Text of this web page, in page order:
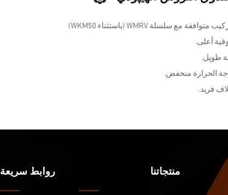
منتجاتنا روابط سريعة